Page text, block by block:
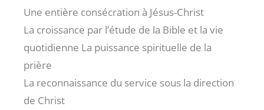
Une entière consécration à Jésus-Christ
La croissance par l’étude de la Bible et la vie
quotidienne La puissance spirituelle de la
prière
La reconnaissance du service sous la direction
de Christ